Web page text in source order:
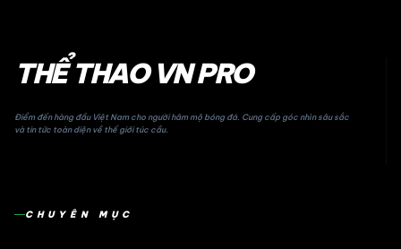
THỂ THAO VN PRO
Điểm đến hàng đầu Việt Nam cho người hâm mộ bóng đá. Cung cấp góc nhìn sâu sắc
và tin tức toàn diện về thế giới túc cầu.
CHUYÊN MỤC